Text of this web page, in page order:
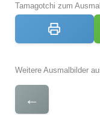
Tamagotchi zum
Weitere Ausmalbilder
←